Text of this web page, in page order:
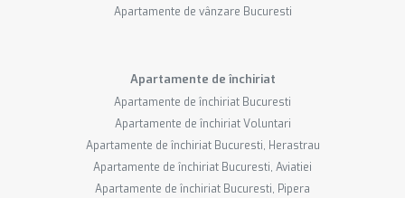
Apartamente de vânzare Bucuresti
Apartamente de închiriat
Apartamente de închiriat Bucuresti
Apartamente de închiriat Voluntari
Apartamente de închiriat Bucuresti, Herastrau
Apartamente de închiriat Bucuresti, Aviatiei
Apartamente de închiriat Bucuresti, Pipera